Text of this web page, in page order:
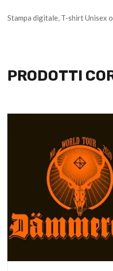
Stampa digitale, T-shirt Unisex
PRODOTTI